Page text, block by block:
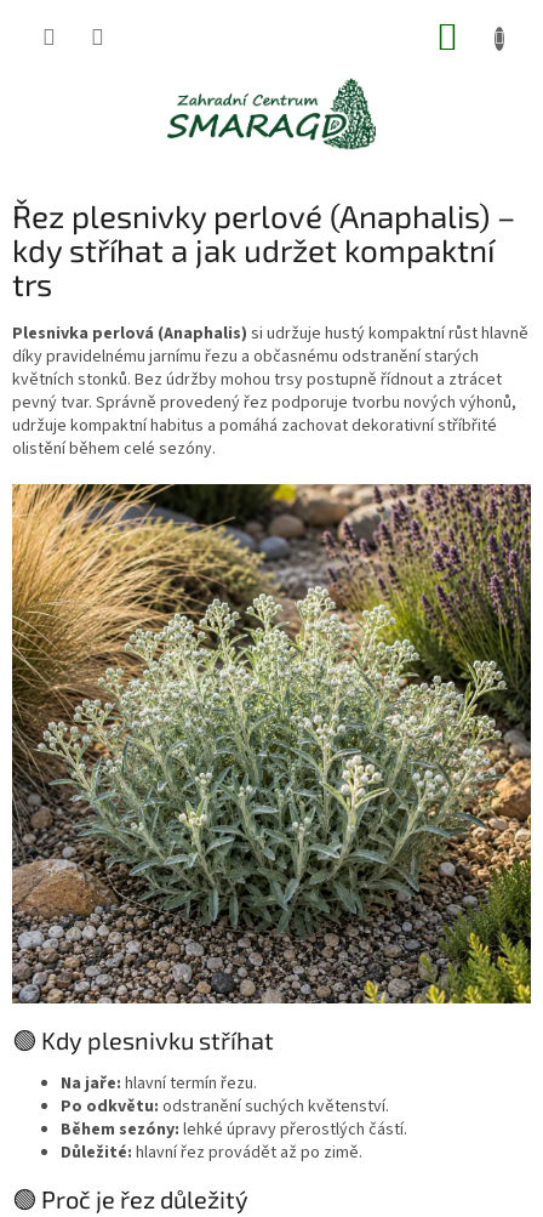
Řez plesnivky perlové (Anaphalis) –
kdy stříhat a jak udržet kompaktní
trs
Plesnivka perlová (Anaphalis) si udržuje hustý kompaktní růst hlavně
díky pravidelnému jarnímu řezu a občasnému odstranění starých
květních stonků. Bez údržby mohou trsy postupně řídnout a ztrácet
pevný tvar. Správně provedený řez podporuje tvorbu nových výhonů,
udržuje kompaktní habitus a pomáhá zachovat dekorativní stříbřité
olistění během celé sezóny.
🟢 Kdy plesnivku stříhat
Na jaře: hlavní termín řezu.
Po odkvětu: odstranění suchých květenství.
Během sezóny: lehké úpravy přerostlých částí.
Důležité: hlavní řez provádět až po zimě.
🟢 Proč je řez důležitý